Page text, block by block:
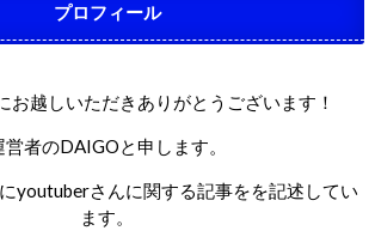
プロフィール
お越しいただきありがとうございます！
営者のDAIGOと申します。
youtuberさんに関する記事をを記述してい
ます。